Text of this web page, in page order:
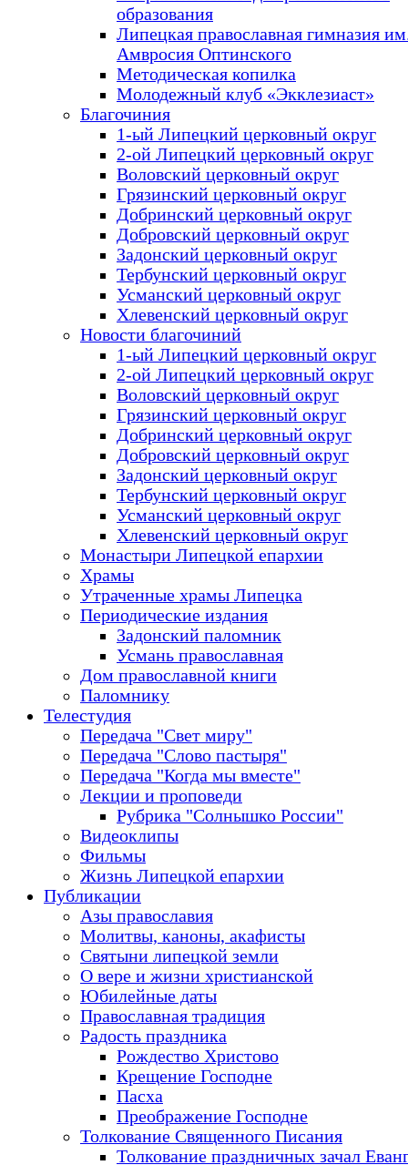
образования
Липецкая православная гимназия
Амвросия Оптинского
Методическая копилка
Молодежный клуб «Экклезиаст»
Благочиния
1-ый Липецкий церковный округ
2-ой Липецкий церковный округ
Воловский церковный округ
Грязинский церковный округ
Добринский церковный округ
Добровский церковный округ
Задонский церковный округ
Тербунский церковный округ
Усманский церковный округ
Хлевенский церковный округ
Новости благочиний
1-ый Липецкий церковный округ
2-ой Липецкий церковный округ
Воловский церковный округ
Грязинский церковный округ
Добринский церковный округ
Добровский церковный округ
Задонский церковный округ
Тербунский церковный округ
Усманский церковный округ
Хлевенский церковный округ
Монастыри Липецкой епархии
Храмы
Утраченные храмы Липецка
Периодические издания
Задонский паломник
Усмань православная
Дом православной книги
Паломнику
Телестудия
Передача "Свет миру"
Передача "Слово пастыря"
Передача "Когда мы вместе"
Лекции и проповеди
Рубрика "Солнышко России"
Видеоклипы
Фильмы
Жизнь Липецкой епархии
Публикации
Азы православия
Молитвы, каноны, акафисты
Святыни липецкой земли
О вере и жизни христианской
Юбилейные даты
Православная традиция
Радость праздника
Рождество Христово
Крещение Господне
Пасха
Преображение Господне
Толкование Священного Писания
Толкование праздничных зачал